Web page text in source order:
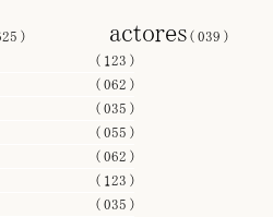
)
( 123 )
( 062 )
( 035 )
( 055 )
( 062 )
( 123 )
( 035 )
actores( 039 )